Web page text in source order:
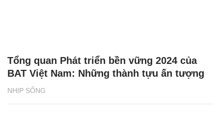
NHỊP SỐNG
Tổng quan Phát triển bền vững 2024 của
BAT Việt Nam: Những thành tựu ấn tượng